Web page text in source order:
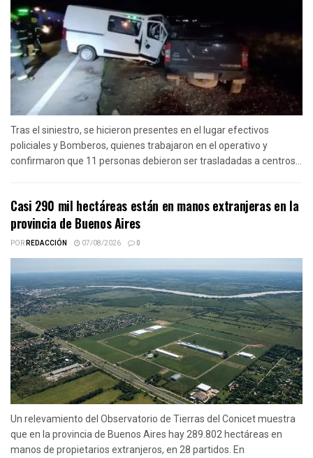
Tras el siniestro, se hicieron presentes en el lugar efectivos
policiales y Bomberos, quienes trabajaron en el operativo y
confirmaron que 11 personas debieron ser trasladadas a centros...
Casi 290 mil hectáreas están en manos extranjeras en la
provincia de Buenos Aires
PORREDACCIÓN 07/08/2026 0
Un relevamiento del Observatorio de Tierras del Conicet muestra
que en la provincia de Buenos Aires hay 289.802 hectáreas en
manos de propietarios extranjeros, en 28 partidos. En